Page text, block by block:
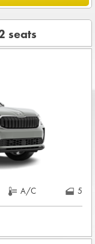
(CDW) i krađe
od
seats
A/C 5